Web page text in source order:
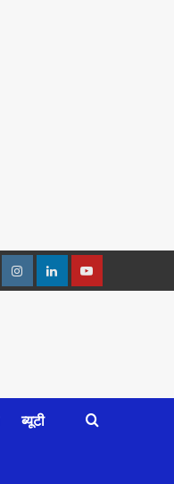
ब्यूटी